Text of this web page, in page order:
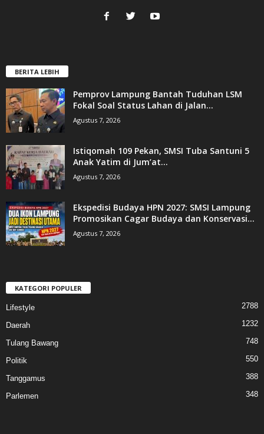
BERITA LEBIH
Pemprov Lampung Bantah Tuduhan LSM
Fokal Soal Status Lahan di Jalan...
Agustus 7, 2026
Istiqomah 109 Pekan, SMSI Tuba Santuni 5
Anak Yatim di Jum’at...
Agustus 7, 2026
Ekspedisi Budaya HPN 2027: SMSI Lampung
Promosikan Cagar Budaya dan Konservasi...
Agustus 7, 2026
KATEGORI POPULER
Lifestyle 2788
Daerah 1232
Tulang Bawang 748
Politik 550
Tanggamus 388
Parlemen 348